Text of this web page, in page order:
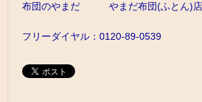
布団のやまだ やまだ布団(ふとん)店
フリーダイヤル：0120-89-0539